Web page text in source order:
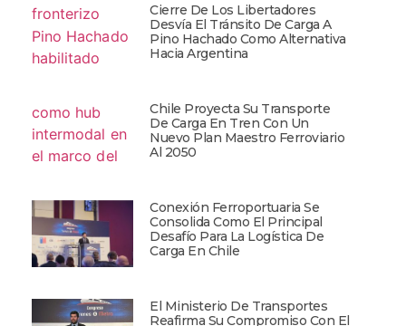
Cierre De Los Libertadores
Desvía El Tránsito De Carga A
Pino Hachado Como Alternativa
Hacia Argentina
Chile Proyecta Su Transporte
De Carga En Tren Con Un
Nuevo Plan Maestro Ferroviario
Al 2050
Conexión Ferroportuaria Se
Consolida Como El Principal
Desafío Para La Logística De
Carga En Chile
El Ministerio De Transportes
Reafirma Su Compromiso Con El